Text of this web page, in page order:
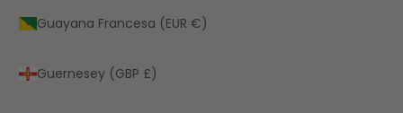
Guayana Francesa (EUR €)
Guernesey (GBP £)